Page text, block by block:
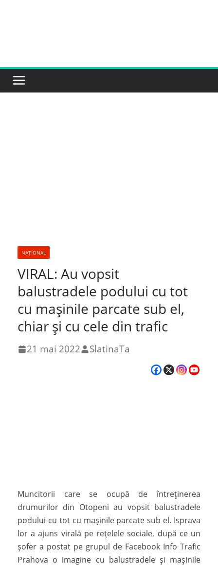
NAȚIONAL
VIRAL: Au vopsit
balustradele podului cu tot
cu mașinile parcate sub el,
chiar și cu cele din trafic
21 mai 2022 SlatinaTa
Muncitorii care se ocupă de întreținerea
drumurilor din Otopeni au vopsit balustradele
podului cu tot cu mașinile parcate sub el. Isprava
lor a ajuns virală pe rețelele sociale, după ce un
șofer a postat pe grupul de Facebook Info Trafic
Prahova o imagine cu balustradele și mașinile